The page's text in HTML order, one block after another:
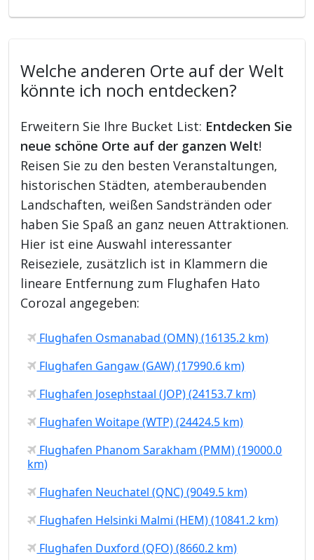
Welche anderen Orte auf der Welt
könnte ich noch entdecken?
Erweitern Sie Ihre Bucket List: Entdecken Sie
neue schöne Orte auf der ganzen Welt!
Reisen Sie zu den besten Veranstaltungen,
historischen Städten, atemberaubenden
Landschaften, weißen Sandstränden oder
haben Sie Spaß an ganz neuen Attraktionen.
Hier ist eine Auswahl interessanter
Reiseziele, zusätzlich ist in Klammern die
lineare Entfernung zum Flughafen Hato
Corozal angegeben:
Flughafen Osmanabad (OMN) (16135.2 km)
Flughafen Gangaw (GAW) (17990.6 km)
Flughafen Josephstaal (JOP) (24153.7 km)
Flughafen Woitape (WTP) (24424.5 km)
Flughafen Phanom Sarakham (PMM) (19000.0
km)
Flughafen Neuchatel (QNC) (9049.5 km)
Flughafen Helsinki Malmi (HEM) (10841.2 km)
Flughafen Duxford (QFO) (8660.2 km)